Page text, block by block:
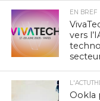
EN BREF
vers
Ookla